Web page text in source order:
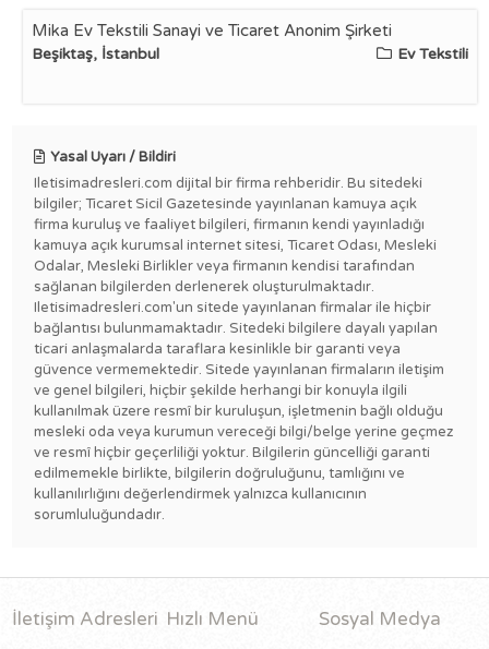
Mika Ev Tekstili Sanayi ve Ticaret Anonim Şirketi
Beşiktaş, İstanbul Ev Tekstili
Yasal Uyarı / Bildiri
Iletisimadresleri.com dijital bir firma rehberidir. Bu sitedeki
bilgiler; Ticaret Sicil Gazetesinde yayınlanan kamuya açık
firma kuruluş ve faaliyet bilgileri, firmanın kendi yayınladığı
kamuya açık kurumsal internet sitesi, Ticaret Odası, Mesleki
Odalar, Mesleki Birlikler veya firmanın kendisi tarafından
sağlanan bilgilerden derlenerek oluşturulmaktadır.
Iletisimadresleri.com'un sitede yayınlanan firmalar ile hiçbir
bağlantısı bulunmamaktadır. Sitedeki bilgilere dayalı yapılan
ticari anlaşmalarda taraflara kesinlikle bir garanti veya
güvence vermemektedir. Sitede yayınlanan firmaların iletişim
ve genel bilgileri, hiçbir şekilde herhangi bir konuyla ilgili
kullanılmak üzere resmî bir kuruluşun, işletmenin bağlı olduğu
mesleki oda veya kurumun vereceği bilgi/belge yerine geçmez
ve resmî hiçbir geçerliliği yoktur. Bilgilerin güncelliği garanti
edilmemekle birlikte, bilgilerin doğruluğunu, tamlığını ve
kullanılırlığını değerlendirmek yalnızca kullanıcının
sorumluluğundadır.
İletişim Adresleri Hızlı Menü Sosyal Medya